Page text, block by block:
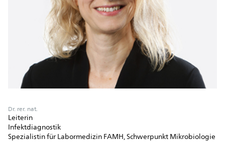
Dr. rer. nat.
Leiterin
Infektdiagnostik
Spezialistin für Labormedizin FAMH, Schwerpunkt Mikrobiologie